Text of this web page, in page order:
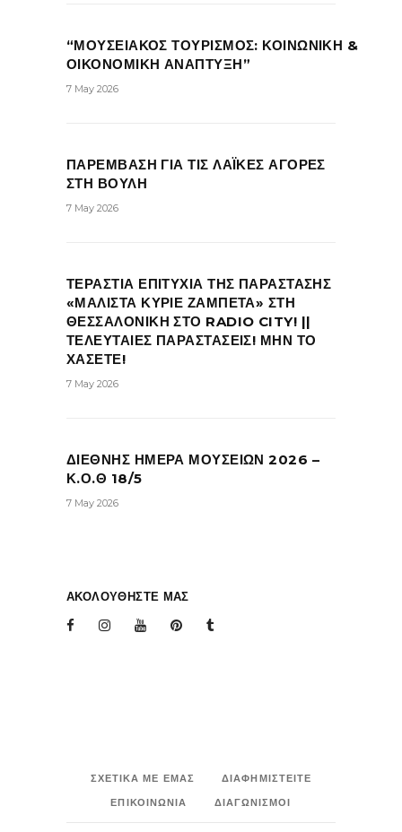
“ΜΟΥΣΕΙΑΚΟΣ ΤΟΥΡΙΣΜΟΣ: ΚΟΙΝΩΝΙΚΗ &
ΟΙΚΟΝΟΜΙΚΗ ΑΝΑΠΤΥΞΗ”
7 May 2026
ΠΑΡΕΜΒΑΣΗ ΓΙΑ ΤΙΣ ΛΑΪΚΕΣ ΑΓΟΡΕΣ
ΣΤΗ ΒΟΥΛΗ
7 May 2026
ΤΕΡΑΣΤΙΑ ΕΠΙΤΥΧΙΑ ΤΗΣ ΠΑΡΑΣΤΑΣΗΣ
«ΜΑΛΙΣΤΑ ΚΥΡΙΕ ΖΑΜΠΕΤΑ» ΣΤΗ
ΘΕΣΣΑΛΟΝΙΚΗ ΣΤΟ RADIO CITY! ||
ΤΕΛΕΥΤΑΙΕΣ ΠΑΡΑΣΤΑΣΕΙΣ! ΜΗΝ ΤΟ
ΧΑΣΕΤΕ!
7 May 2026
ΔΙΕΘΝΗΣ ΗΜΕΡΑ ΜΟΥΣΕΙΩΝ 2026 –
Κ.Ο.Θ 18/5
7 May 2026
ΑΚΟΛΟΥΘΗΣΤΕ ΜΑΣ
ΣΧΕΤΙΚΑ ΜΕ ΕΜΑΣ
ΔΙΑΦΗΜΙΣΤΕΙΤΕ
ΕΠΙΚΟΙΝΩΝΙΑ
ΔΙΑΓΩΝΙΣΜΟΙ